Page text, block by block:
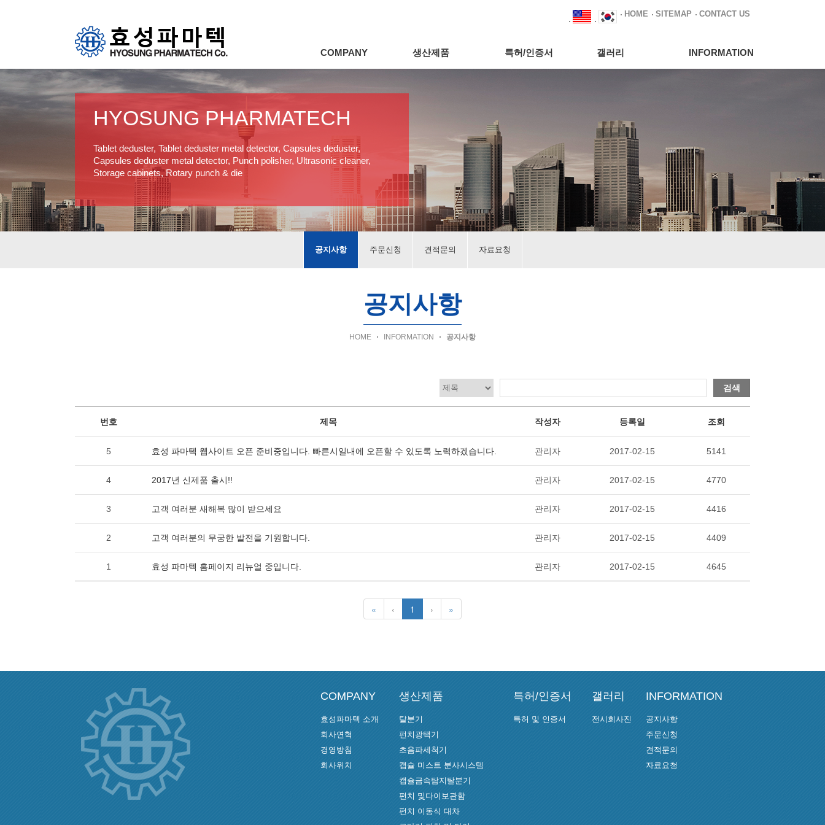
CONTACT US
SITEMAP
HOME
COMPANY 생산제품 특허/인증서 갤러리 INFORMATION
HYOSUNG PHARMATECH
Tablet deduster, Tablet deduster metal detector, Capsules deduster,
Capsules deduster metal detector, Punch polisher, Ultrasonic cleaner,
Storage cabinets, Rotary punch & die
공지사항 주문신청 견적문의 자료요청
공지사항
HOME INFORMATION 공지사항
검색
번호 제목 작성자 등록일 조회
5 효성 파마텍 웹사이트 오픈 준비중입니다. 빠른시일내에 오픈할 수 있도록 노력하겠습니다. 관리자 2017-02-15 5141
4 2017년 신제품 출시!! 관리자 2017-02-15 4770
3 고객 여러분 새해복 많이 받으세요 관리자 2017-02-15 4416
2 고객 여러분의 무궁한 발전을 기원합니다. 관리자 2017-02-15 4409
1 효성 파마텍 홈페이지 리뉴얼 중입니다. 관리자 2017-02-15 4645
« ‹ 1 › »
COMPANY
효성파마텍 소개
회사연혁
경영방침
회사위치
생산제품
탈분기
펀치광택기
초음파세척기
캡슐 미스트 분사시스템
캡슐금속탐지탈분기
펀치 및다이보관함
펀치 이동식 대차
특허/인증서
특허 및 인증서
갤러리
전시회사진
INFORMATION
공지사항
주문신청
견적문의
자료요청